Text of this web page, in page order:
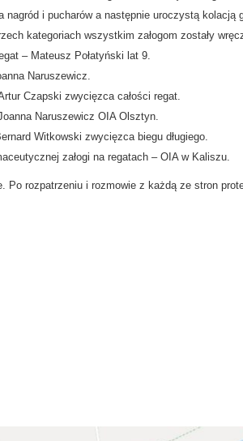
i pucharów a następnie uroczystą kolacją
kategoriach wszystkim załogom zostały
– Mateusz Połatyński lat 9.
Naruszewicz.
Czapski zwycięzca całości regat.
Naruszewicz OIA Olsztyn.
Witkowski zwycięzca biegu długiego.
załogi na regatach – OIA w Kaliszu.
rozpatrzeniu i rozmowie z każdą ze stron